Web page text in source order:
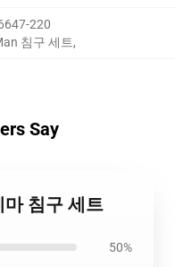
220
침구 세트,
Say
침구 세트
50%